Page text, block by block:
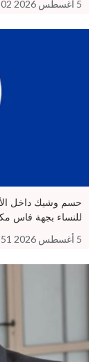
5 أغسطس 2026 20:02
حسم وشيك داخل
للنساء بجهة فاس
5 أغسطس 2026 12:51